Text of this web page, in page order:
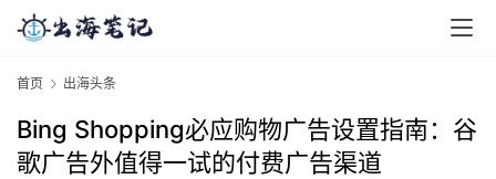
首页 出海头条
Bing Shopping必应购物广告设置指南：谷
歌广告外值得一试的付费广告渠道